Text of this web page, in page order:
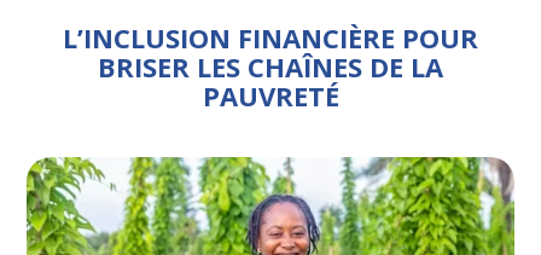
L’INCLUSION FINANCIÈRE POUR
BRISER LES CHAÎNES DE LA
PAUVRETÉ